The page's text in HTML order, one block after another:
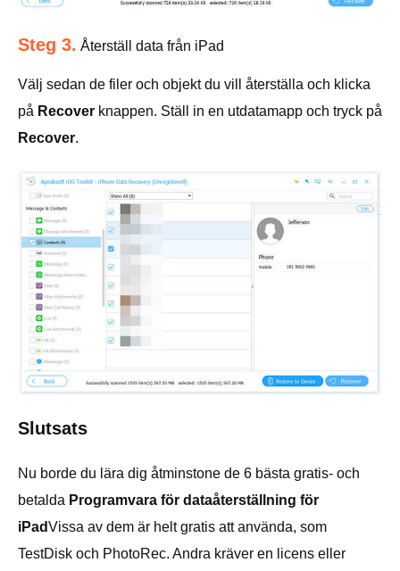
Steg 3. Återställ data från iPad
Välj sedan de filer och objekt du vill återställa och klicka
på Recover knappen. Ställ in en utdatamapp och tryck på
Recover.
Slutsats
Nu borde du lära dig åtminstone de 6 bästa gratis- och
betalda Programvara för dataåterställning för
iPadVissa av dem är helt gratis att använda, som
TestDisk och PhotoRec. Andra kräver en licens eller